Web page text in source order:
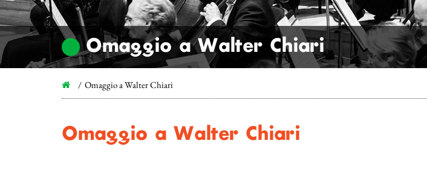
Omaggio a Walter Chiari
Omaggio a Walter Chiari
Omaggio a Walter Chiari